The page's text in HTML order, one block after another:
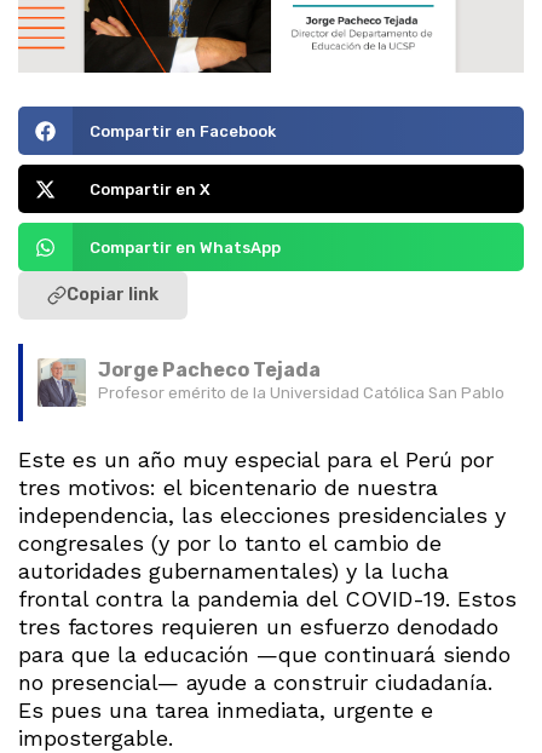
Compartir en Facebook
Compartir en X
Compartir en WhatsApp
Copiar link
Jorge Pacheco Tejada
Profesor emérito de la Universidad Católica San Pablo
Este es un año muy especial para el Perú por
tres motivos: el bicentenario de nuestra
independencia, las elecciones presidenciales y
congresales (y por lo tanto el cambio de
autoridades gubernamentales) y la lucha
frontal contra la pandemia del COVID-19. Estos
tres factores requieren un esfuerzo denodado
para que la educación —que continuará siendo
no presencial— ayude a construir ciudadanía.
Es pues una tarea inmediata, urgente e
impostergable.